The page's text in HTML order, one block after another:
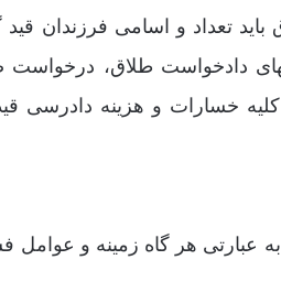
تعداد و اسامی فرزندان قید
دادخواست طلاق، درخواست
خسارات و هزینه دادرسی
عبارتی هر گاه زمینه و عوامل